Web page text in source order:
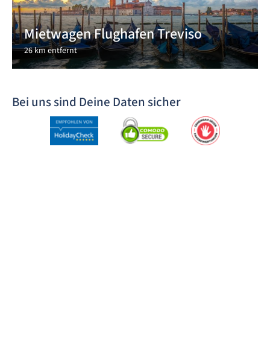
Mietwagen Flughafen Treviso
26 km entfernt
Bei uns sind Deine Daten sicher